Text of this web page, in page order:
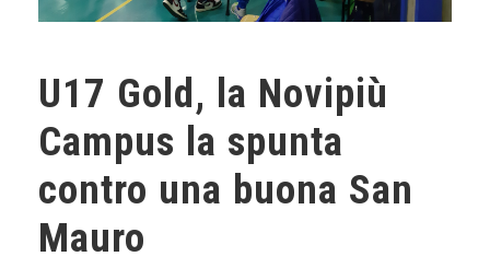
U17 Gold, la Novipiù
Campus la spunta
contro una buona San
Mauro